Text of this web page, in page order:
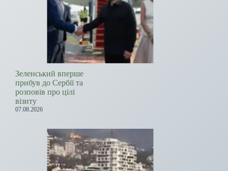
Зеленський вперше
прибув до Сербії та
розповів про цілі
візиту
07.08.2026